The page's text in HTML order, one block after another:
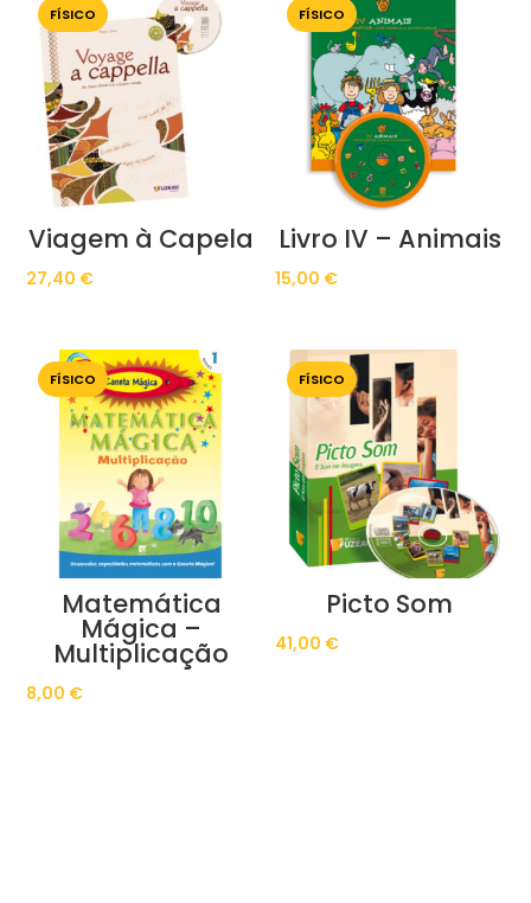
FÍSICO
Viagem à Capela
27,40 €
FÍSICO
Livro IV – Animais
15,00 €
FÍSICO
Matemática
Mágica –
Multiplicação
8,00 €
FÍSICO
Picto Som
41,00 €